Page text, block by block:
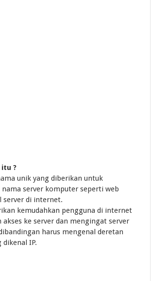
itu ?
unik yang diberikan untuk
server komputer seperti web
server di internet.
kemudahkan pengguna di internet
akses ke server dan mengingat server
harus mengenal deretan
IP.